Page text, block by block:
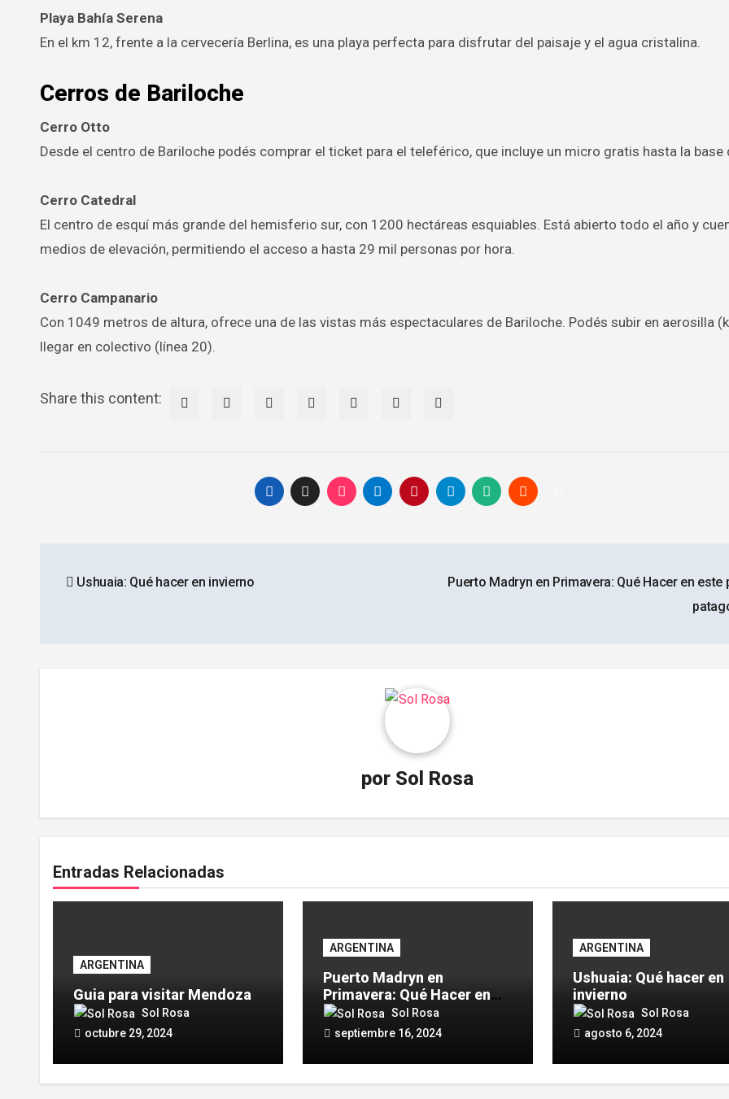
Playa Bahía Serena
En el km 12, frente a la cervecería Berlina, es una playa perfecta para disfrutar del paisaje y el agua cristalina.
Cerros de Bariloche
Cerro Otto
Desde el centro de Bariloche podés comprar el ticket para el teleférico, que incluye un micro gratis hasta la base
Cerro Catedral
El centro de esquí más grande del hemisferio sur, con 1200 hectáreas esquiables. Está abierto todo el año y
medios de elevación, permitiendo el acceso a hasta 29 mil personas por hora.
Cerro Campanario
Con 1049 metros de altura, ofrece una de las vistas más espectaculares de Bariloche. Podés subir en aerosilla
llegar en colectivo (línea 20).
Share this content:
de Ushuaia: Qué hacer en invierno
Puerto Madryn en Primavera: Qué Hacer en este
por Sol Rosa
Entradas Relacionadas
ARGENTINA
Guia para visitar Mendoza
Sol Rosa
octubre 29, 2024
ARGENTINA
Puerto Madryn en
Primavera: Qué Hacer en
este paraíso patagónico
Sol Rosa
septiembre 16, 2024
ARGENTINA
Ushuaia: Qué hacer en
invierno
Sol Rosa
agosto 6, 2024